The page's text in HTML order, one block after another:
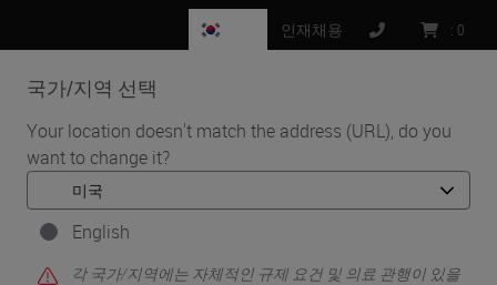
국가/지역 선택
Your location doesn't match the address (URL), do you
want to change it?
English
각 국가/지역에는 자체적인 규제 요건 및 의료 관행이 있을
인재채용 : 0
MENU
홈 • Knowledge Pathway • Dr. Tiffany Graham